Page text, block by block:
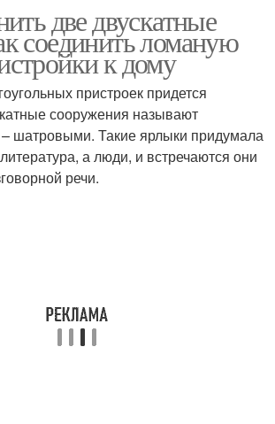
Ломаные крыши
Крыши с разными
скатами
две двускатные
соединить ломаную
к дому
пристроек придется
сооружения называют
шатровыми. Такие ярлыки придумала
а люди, и встречаются они
речи.